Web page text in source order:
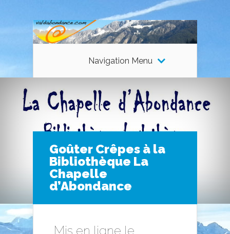
Navigation Menu
Goûter Crêpes à la
Bibliothèque La
Chapelle
d’Abondance
Mis en ligne le